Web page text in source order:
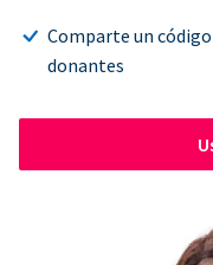
Comparte un
donantes